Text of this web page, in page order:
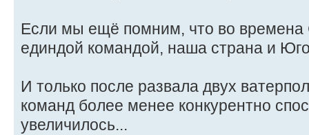
Если мы ещё помним, что во
единдой командой, наша страна и
И только после развала двух
команд более менее конкурентно
увеличилось...